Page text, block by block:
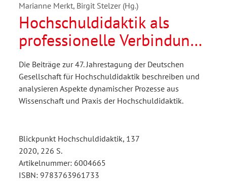
Marianne Merkt, Birgit Stelzer (Hg.)
Hochschuldidaktik als
professionelle Verbindung
von Forschung, Politik und
Praxis
Die Beiträge zur 47. Jahrestagung der Deutschen
Gesellschaft für Hochschuldidaktik beschreiben und
analysieren Aspekte dynamischer Prozesse aus
Wissenschaft und Praxis der Hochschuldidaktik.
Blickpunkt Hochschuldidaktik, 137
2020, 226 S.
Artikelnummer: 6004665
ISBN: 9783763961733